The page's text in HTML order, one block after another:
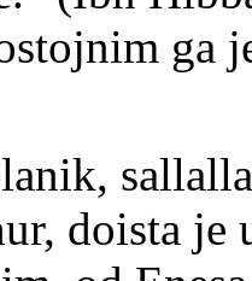
ga
doista